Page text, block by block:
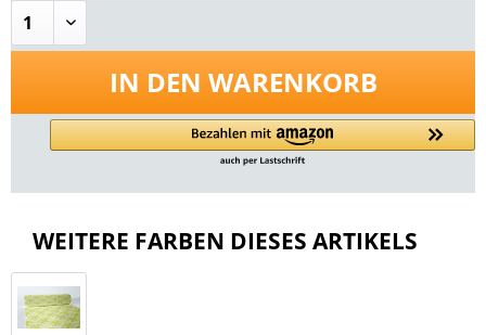
IN DEN WARENKORB
WEITERE FARBEN DIESES ARTIKELS